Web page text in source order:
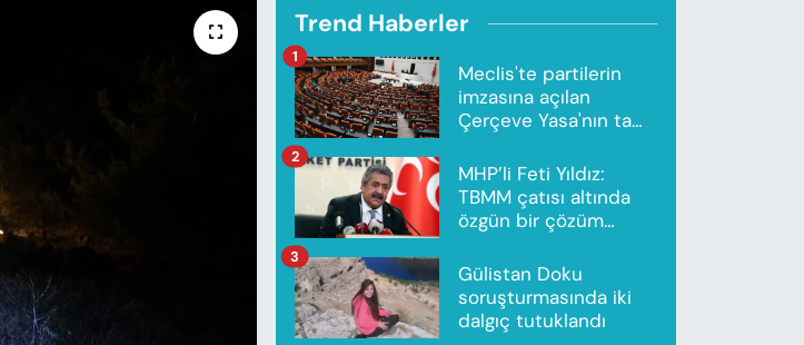
Trend Haberler
Meclis'te partilerin
imzasına açılan
Çerçeve Yasa'nın tam
1
MHP’li Feti Yıldız:
TBMM çatısı altında
özgün bir çözüm
2
Gülistan Doku
soruşturmasında iki
dalgıç tutuklandı
3